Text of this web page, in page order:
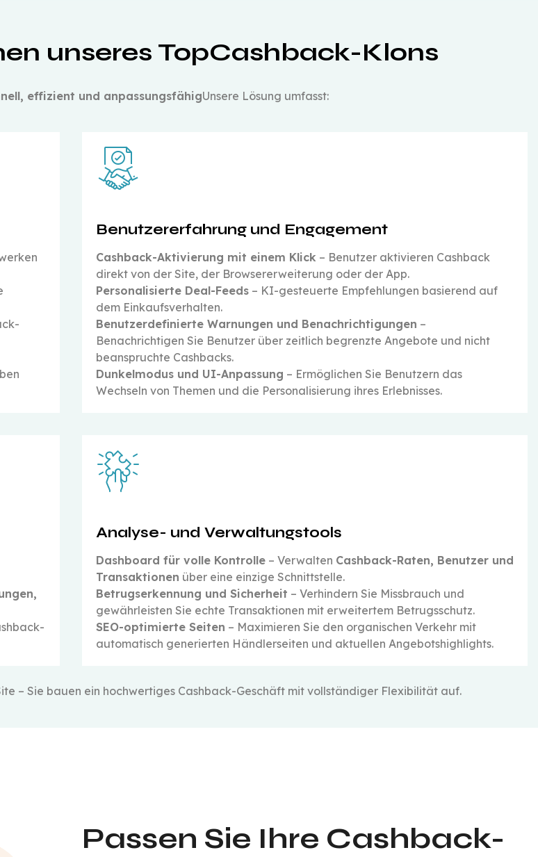
unseres TopCashback-Klons
effizient und anpassungsfähigUnsere Lösung umfasst:
Benutzererfahrung und Engagement
Cashback-Aktivierung mit einem Klick – Benutzer aktivieren Cashback
direkt von der Site, der Browsererweiterung oder der App.
Personalisierte Deal-Feeds – KI-gesteuerte Empfehlungen basierend auf
dem Einkaufsverhalten.
Benutzerdefinierte Warnungen und Benachrichtigungen –
Benachrichtigen Sie Benutzer über zeitlich begrenzte Angebote und nicht
beanspruchte Cashbacks.
Dunkelmodus und UI-Anpassung – Ermöglichen Sie Benutzern das
Wechseln von Themen und die Personalisierung ihres Erlebnisses.
Analyse- und Verwaltungstools
Dashboard für volle Kontrolle – Verwalten Cashback-Raten, Benutzer und
Transaktionen über eine einzige Schnittstelle.
Betrugserkennung und Sicherheit – Verhindern Sie Missbrauch und
gewährleisten Sie echte Transaktionen mit erweitertem Betrugsschutz.
SEO-optimierte Seiten – Maximieren Sie den organischen Verkehr mit
automatisch generierten Händlerseiten und aktuellen Angebotshighlights.
– Sie bauen ein hochwertiges Cashback-Geschäft mit vollständiger Flexibilität auf.
Passen Sie Ihre Cashback-